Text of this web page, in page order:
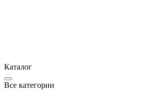
Каталог
Все категории